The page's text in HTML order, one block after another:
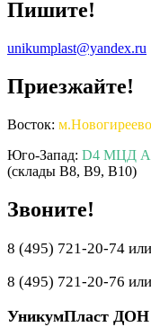
Пишите!
unikumplast@yandex.ru
Приезжайте!
Восток: м.Новогиреево
Юго-Запад: D4 МЦД
(склады B8, B9, B10)
Звоните!
8 (495) 721-20-74
8 (495) 721-20-76
УникумПласт ДОН